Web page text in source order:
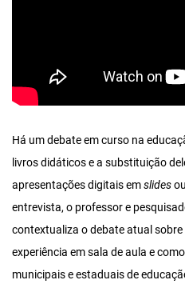
Há um debate em curso na
livros didáticos e a substituição
apresentações digitais emslides
entrevista, o professor e
contextualiza o debate atual
experiência em sala de aula e
municipais e estaduais de